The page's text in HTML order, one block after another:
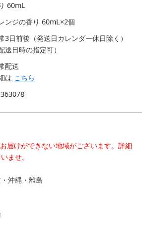
60mL
ンジの香り 60mL×2個
3日前後（発送日カレンダー休日除く）
配送日時の指定可）
配送
は こちら
届けができない地域がございます。詳細
ませ。
沖縄・離島